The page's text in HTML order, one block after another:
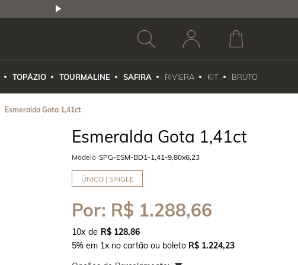
TOPÁZIO TOURMALINE SAFIRA RIVIERA KIT BRUTO
Esmeralda Gota 1,41ct
Esmeralda Gota 1,41ct
Modelo SPG-ESM-BD1-1,41-9,80x6,23
ÚNICO | SINGLE
Por: R$ 1.288,66
10x
R$ 128,86
5% em 1x no cartão ou boleto R$ 1.224,23